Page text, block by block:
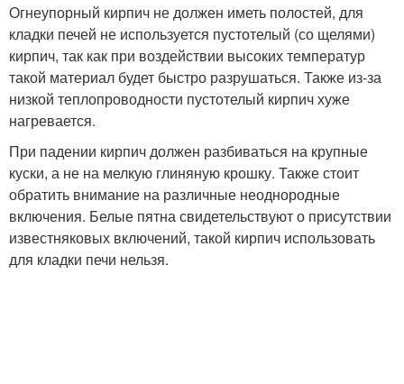
Огнеупорный кирпич не должен иметь полостей, для
кладки печей не используется пустотелый (со щелями)
кирпич, так как при воздействии высоких температур
такой материал будет быстро разрушаться. Также из-за
низкой теплопроводности пустотелый кирпич хуже
нагревается.
При падении кирпич должен разбиваться на крупные
куски, а не на мелкую глиняную крошку. Также стоит
обратить внимание на различные неоднородные
включения. Белые пятна свидетельствуют о присутствии
известняковых включений, такой кирпич использовать
для кладки печи нельзя.